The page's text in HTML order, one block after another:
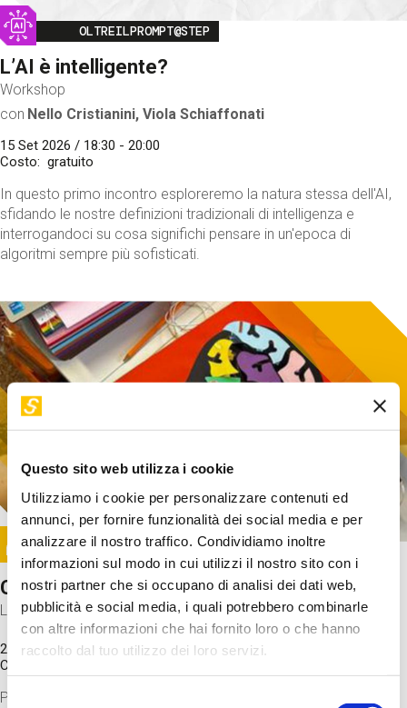
Questo sito web utilizza i cookie
Utilizziamo i cookie per personalizzare contenuti ed
annunci, per fornire funzionalità dei social media e per
analizzare il nostro traffico. Condividiamo inoltre
informazioni sul modo in cui utilizzi il nostro sito con i
nostri partner che si occupano di analisi dei dati web,
pubblicità e social media, i quali potrebbero combinarle
con altre informazioni che hai fornito loro o che hanno
raccolto dal tuo utilizzo dei loro servizi.
Selezione
Image
OLTREILPROMPT@STEP
L’AI è intelligente?
Workshop
con Nello Cristianini, Viola Schiaffonati
15 Set 2026 / 18:30 - 20:00
Costo
gratuito
In questo primo incontro esploreremo la natura stessa dell'AI,
sfidando le nostre definizioni tradizionali di intelligenza e
interrogandoci su cosa significhi pensare in un'epoca di
algoritmi sempre più sofisticati.
Image
SUNDAY@STEP
Come funziona il cervello?
Laboratorio
20 Set 2026 / 11:15 - 13:00
Costo
Proveremo a costruire un cervello in cartoncino cercando di